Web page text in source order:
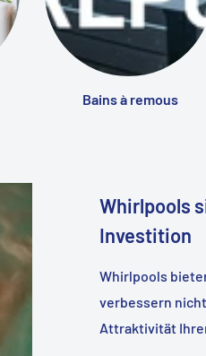
Bains à remous
Whirlpools
Investition
Whirlpools
verbessern
Attraktivität